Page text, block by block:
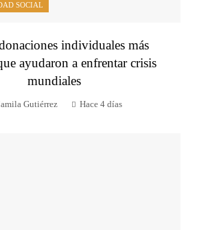
SOCIAL
individuales más
ayudaron a enfrentar crisis
mundiales
Gutiérrez Hace 4 días